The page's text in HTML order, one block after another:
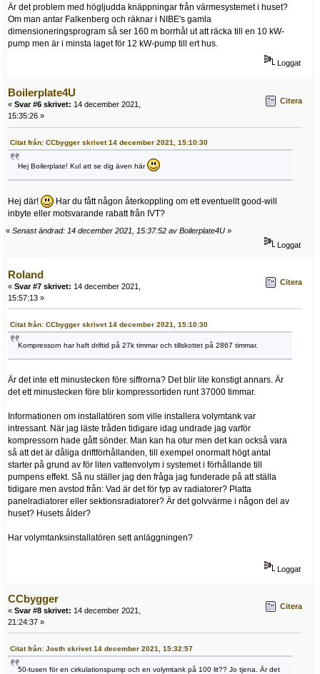
Är det problem med högljudda knäppningar från värmesystemet i huset?
Om man antar Falkenberg och räknar i NIBE's gamla
dimensioneringsprogram så ser 160 m borrhål ut att räcka till en 10 kW-
pump men är i minsta laget för 12 kW-pump till ert hus.
Loggat
Boilerplate4U
« Svar #6 skrivet: 14 december 2021,
15:35:26 »
Citera
Citat från: CCbygger skrivet 14 december 2021, 15:10:30
Hej Boilerplate! Kul att se dig även här
Hej där!
Har du fått någon återkoppling om ett eventuellt good-will
inbyte eller motsvarande rabatt från IVT?
« Senast ändrad: 14 december 2021, 15:37:52 av Boilerplate4U »
Loggat
Roland
« Svar #7 skrivet: 14 december 2021,
15:57:13 »
Citera
Citat från: CCbygger skrivet 14 december 2021, 15:10:30
Kompressorn har haft driftid på 27k timmar och tillskottet på 2867 timmar.
Är det inte ett minustecken före siffrorna? Det blir lite konstigt annars. Är
det ett minustecken före blir kompressortiden runt 37000 timmar.
Informationen om installatören som ville installera volymtank var
intressant. När jag läste tråden tidigare idag undrade jag varför
kompressorn hade gått sönder. Man kan ha otur men det kan också vara
så att det är dåliga driftförhållanden, till exempel onormalt högt antal
starter på grund av för liten vattenvolym i systemet i förhållande till
pumpens effekt. Så nu ställer jag den fråga jag funderade på att ställa
tidigare men avstod från: Vad är det för typ av radiatorer? Platta
panelradiatorer eller sektionsradiatorer? Är det golvvärme i någon del av
huset? Husets ålder?
Har volymtanksinstallatören sett anläggningen?
Loggat
CCbygger
« Svar #8 skrivet: 14 december 2021,
21:24:37 »
Citera
Citat från: Josth skrivet 14 december 2021, 15:32:57
50-tusen för en cirkulationspump och en volymtank på 100 lit?? Jo tjena. Är det